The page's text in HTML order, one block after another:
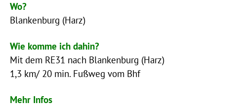
Wo?
Blankenburg (Harz)
Wie komme ich dahin?
Mit dem RE31 nach Blankenburg (Harz)
1,3 km/ 20 min. Fußweg vom Bhf
Mehr Infos